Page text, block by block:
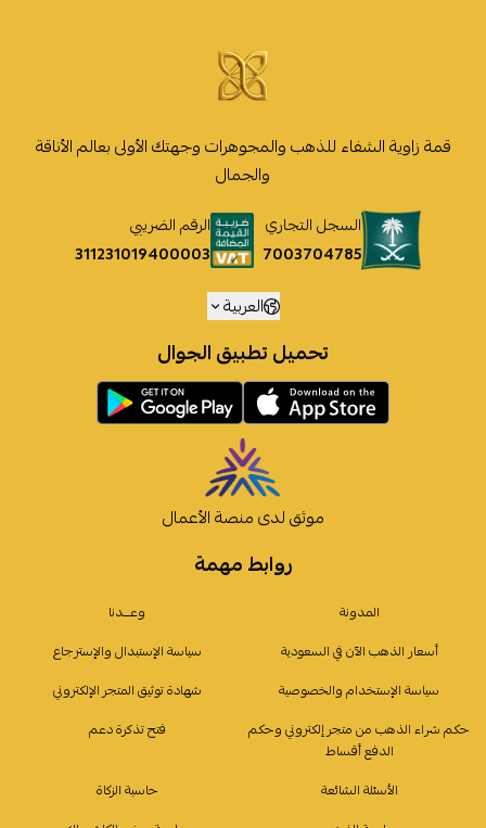
روابط مهمة
المدونة
وعـــدنا
أسعار الذهب الآن في السعودية
سياسة الإستبدال والإسترجاع
سياسة الإستخدام والخصوصية
شهادة توثيق المتجر الإلكتروني
حكم شراء الذهب من متجر إلكتروني وحكم
الدفع أقساط
فتح تذكرة دعم
الأسئلة الشائعة
حاسبة الزكاة
قمة زاوية الشفاء للذهب والمجوهرات وجهتك الأولى بعالم الأناقة
والجمال
السجل التجاري
7003704785
الرقم الضريبي
311231019400003
العربية
تحميل تطبيق الجوال
موثق لدى منصة الأعمال